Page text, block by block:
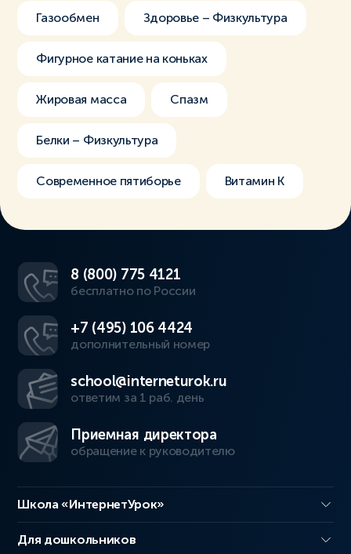
Газообмен Здоровье – Физкультура
Фигурное катание на коньках
Жировая масса Спазм
Белки – Физкультура
Современное пятиборье Витамин К
8 (800) 775 4121
бесплатно по России
+7 (495) 106 4424
дополнительный номер
school@interneturok.ru
ответим за 1 раб. день
Приемная директора
обращение к руководителю
Школа «ИнтернетУрок»
Для дошкольников